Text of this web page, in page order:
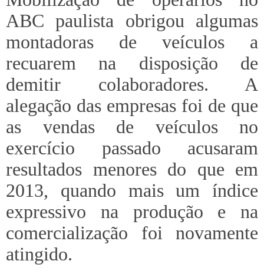
ABC paulista obrigou algumas
montadoras de veículos a
recuarem na disposição de
demitir colaboradores. A
alegação das empresas foi de que
as vendas de veículos no
exercício passado acusaram
resultados menores do que em
2013, quando mais um índice
expressivo na produção e na
comercialização foi novamente
atingido.